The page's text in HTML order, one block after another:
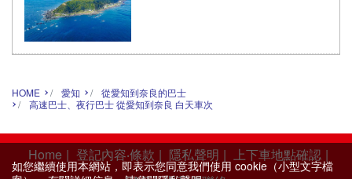
HOME 愛知
從愛知到奈良的巴士
高速巴士、夜行巴士 從愛知到奈良 白天車次
如您繼續使用本網站，即表示您同意我們使用 cookie（小型文字檔
Home | 登記內容‧條款 | 隱私聲明 | 上下車地點確認 |